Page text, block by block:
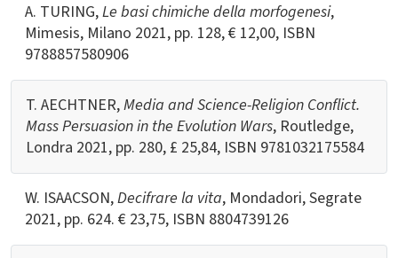
A. TURING,Le basi chimiche della morfogenesi,
Mimesis, Milano 2021, pp. 128, € 12,00, ISBN
9788857580906
T. AECHTNER,Media and Science-Religion Conflict.
Mass Persuasion in the Evolution Wars, Routledge,
Londra 2021, pp. 280, £ 25,84, ISBN 9781032175584
W. ISAACSON,Decifrare la vita, Mondadori, Segrate
2021, pp. 624. € 23,75, ISBN 8804739126